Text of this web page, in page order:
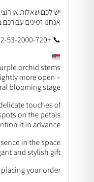
יש לכם שאלות או
אנחנו זמינים
📞 +972-53-2000-720 | 💬 WhatsApp: +972-53-2000-730
orchid stems 💜
more open –
blooming stage.
touches of
on the petals.
it in advance.
in the space.
and stylish gift.
your order.